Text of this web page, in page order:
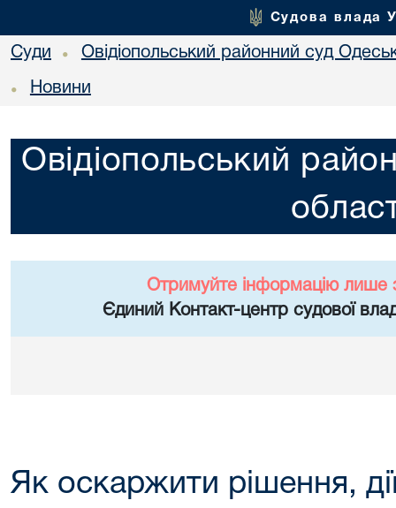
Судова влада
Суди • Овідіопольський районний суд
• Новини
Овідіопольський
Отримуйте інформацію лише
Єдиний Контакт-центр судової
Як оскаржити рішення,